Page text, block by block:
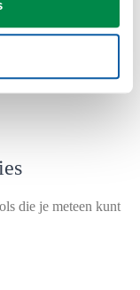
die je meteen kunt